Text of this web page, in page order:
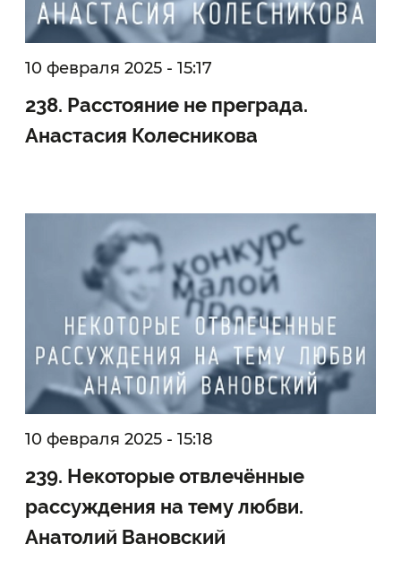
10 февраля 2025 - 15:17
238. Расстояние не преграда.
Анастасия Колесникова
10 февраля 2025 - 15:18
239. Некоторые отвлечённые
рассуждения на тему любви.
Анатолий Вановский